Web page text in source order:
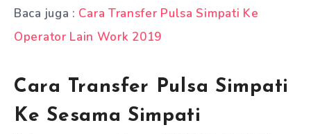
Baca juga : Cara Transfer Pulsa Simpati Ke
Operator Lain Work 2019
Cara Transfer Pulsa Simpati
Ke Sesama Simpati